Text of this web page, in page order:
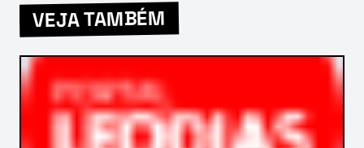
VEJA TAMBÉM